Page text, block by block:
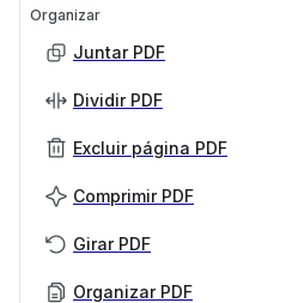
Organizar
Juntar PDF
Dividir PDF
Excluir página PDF
Comprimir PDF
Girar PDF
Organizar PDF